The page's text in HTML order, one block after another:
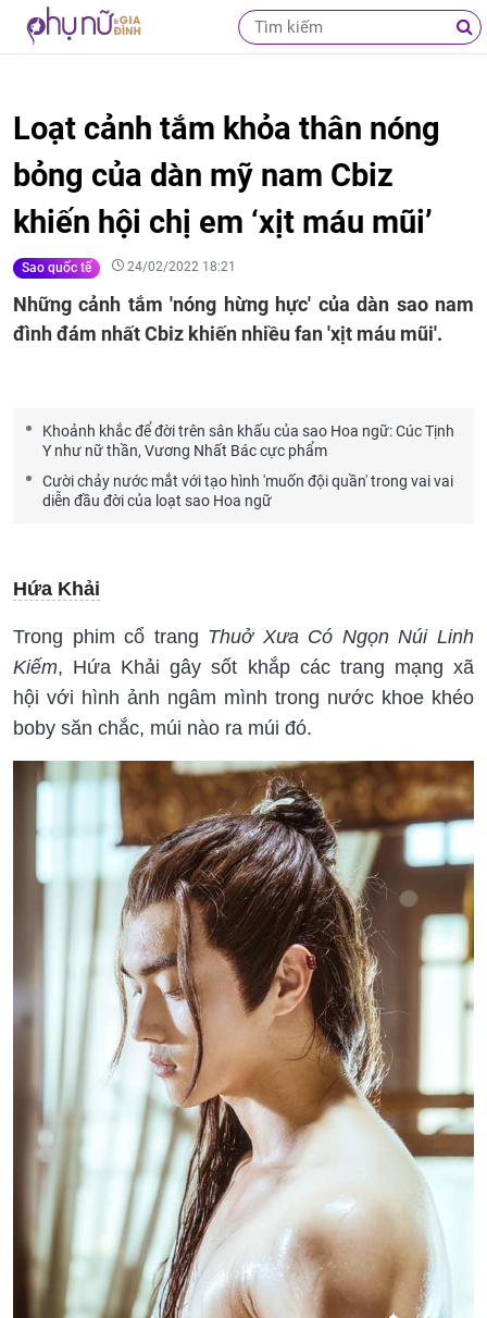
Loạt cảnh tắm khỏa thân nóng
bỏng của dàn mỹ nam Cbiz
khiến hội chị em ‘xịt máu mũi’
Sao quốc tế 24/02/2022 18:21
Những cảnh tắm 'nóng hừng hực' của dàn sao nam
đình đám nhất Cbiz khiến nhiều fan 'xịt máu mũi'.
Khoảnh khắc để đời trên sân khấu của sao Hoa ngữ: Cúc Tịnh
Y như nữ thần, Vương Nhất Bác cực phẩm
Cười chảy nước mắt với tạo hình 'muốn đội quần' trong vai vai
diễn đầu đời của loạt sao Hoa ngữ
Hứa Khải
Trong phim cổ trang Thuở Xưa Có Ngọn Núi Linh
Kiếm, Hứa Khải gây sốt khắp các trang mạng xã
hội với hình ảnh ngâm mình trong nước khoe khéo
boby săn chắc, múi nào ra múi đó.